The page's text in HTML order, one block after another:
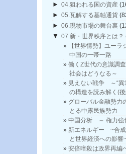
► 04.狙われる国の資産
► 05.瓦解する基軸通貨
► 06.現物市場の舞台裏
▼ 07.新・世界秩序とは？
【世界情勢】ユーラ
中国の一帯一路
働くZ世代の意識調
社会はどうなる～
見えない戦争 ～“異
の構造を読み解く(後
グローバル金融勢力
とる中露民族勢力
中国分析 ～ 権力強
新エネルギー ~合成
と世界経済への影響
安倍暗殺は政界再編